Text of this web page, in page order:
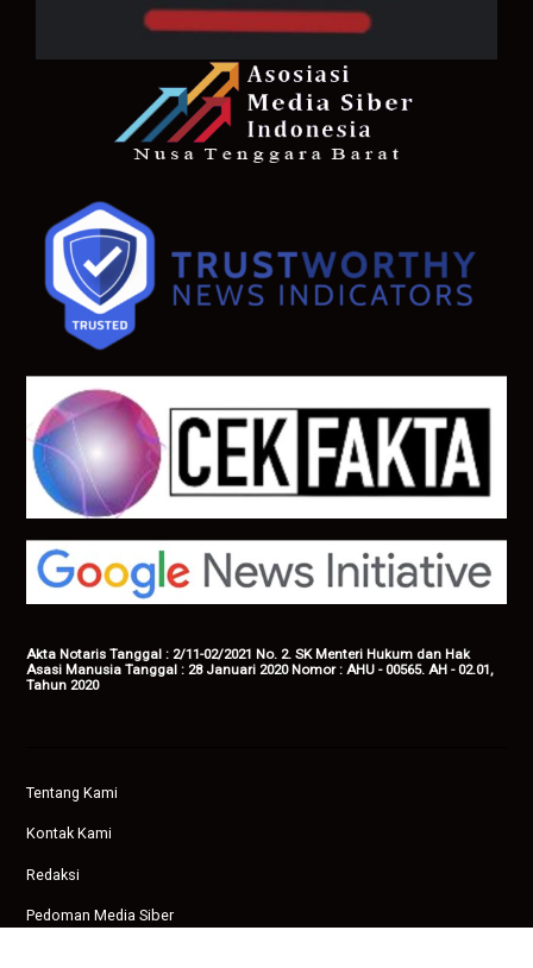
Akta Notaris Tanggal : 2/11-02/2021 No. 2. SK Menteri Hukum dan Hak
Asasi Manusia Tanggal : 28 Januari 2020 Nomor : AHU - 00565. AH - 02.01,
Tahun 2020
Tentang Kami
Kontak Kami
Redaksi
Pedoman Media Siber